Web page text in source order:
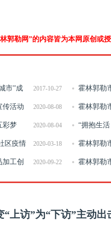
郭勒网”的内容皆为本网原创或
2017-10-27
市”成 霍林郭勒
2020-08-08
传活动 霍林郭勒
安全工作
2020-08-04
彩梦 “拥抱生
2020-03-18
区疫情 霍林郭勒
知识 常用
2020-09-22
工创 霍林郭勒
上访”为“下访”主动出